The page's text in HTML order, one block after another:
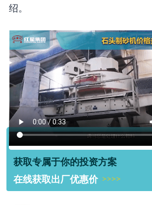
绍。
获取专属于你的投资方案
在线获取出厂优惠价